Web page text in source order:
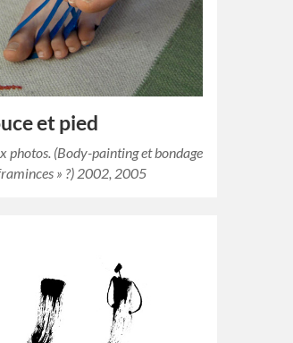
et pied
photos. (Body-painting et bondage
» ?) 2002, 2005